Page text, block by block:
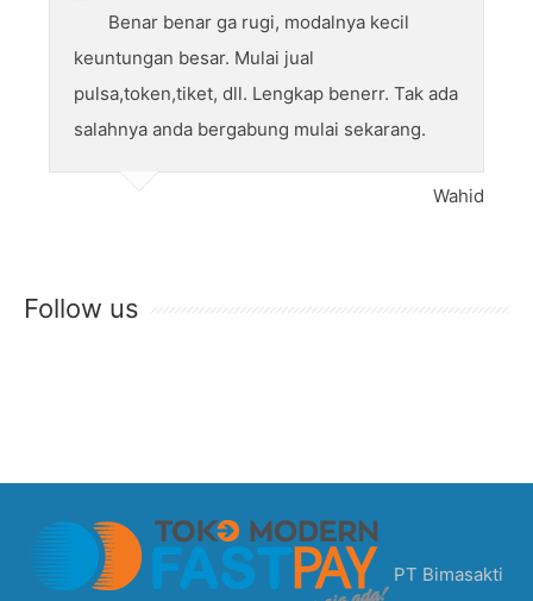
Benar benar ga rugi, modalnya kecil
keuntungan besar. Mulai jual
pulsa,token,tiket, dll. Lengkap benerr. Tak ada
salahnya anda bergabung mulai sekarang.
Wahid
Follow us
PT Bimasakti